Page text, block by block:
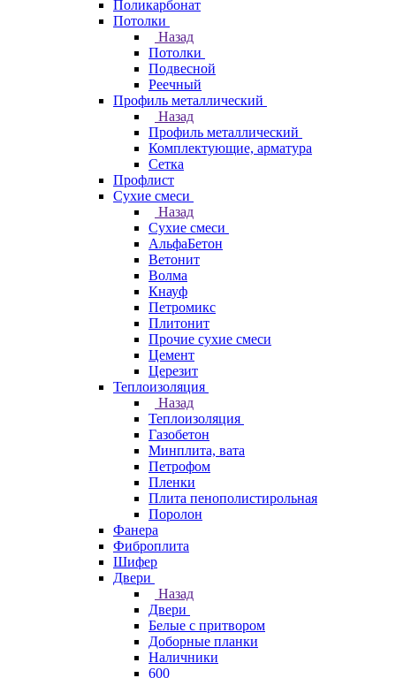
Поликарбонат
Потолки
Назад
Потолки
Подвесной
Реечный
Профиль металлический
Назад
Профиль металлический
Комплектующие, арматура
Сетка
Профлист
Сухие смеси
Назад
Сухие смеси
АльфаБетон
Ветонит
Волма
Кнауф
Петромикс
Плитонит
Прочие сухие смеси
Цемент
Церезит
Теплоизоляция
Назад
Теплоизоляция
Газобетон
Минплита, вата
Петрофом
Пленки
Плита пенополистирольная
Поролон
Фанера
Фиброплита
Шифер
Двери
Назад
Двери
Белые с притвором
Доборные планки
Наличники
600